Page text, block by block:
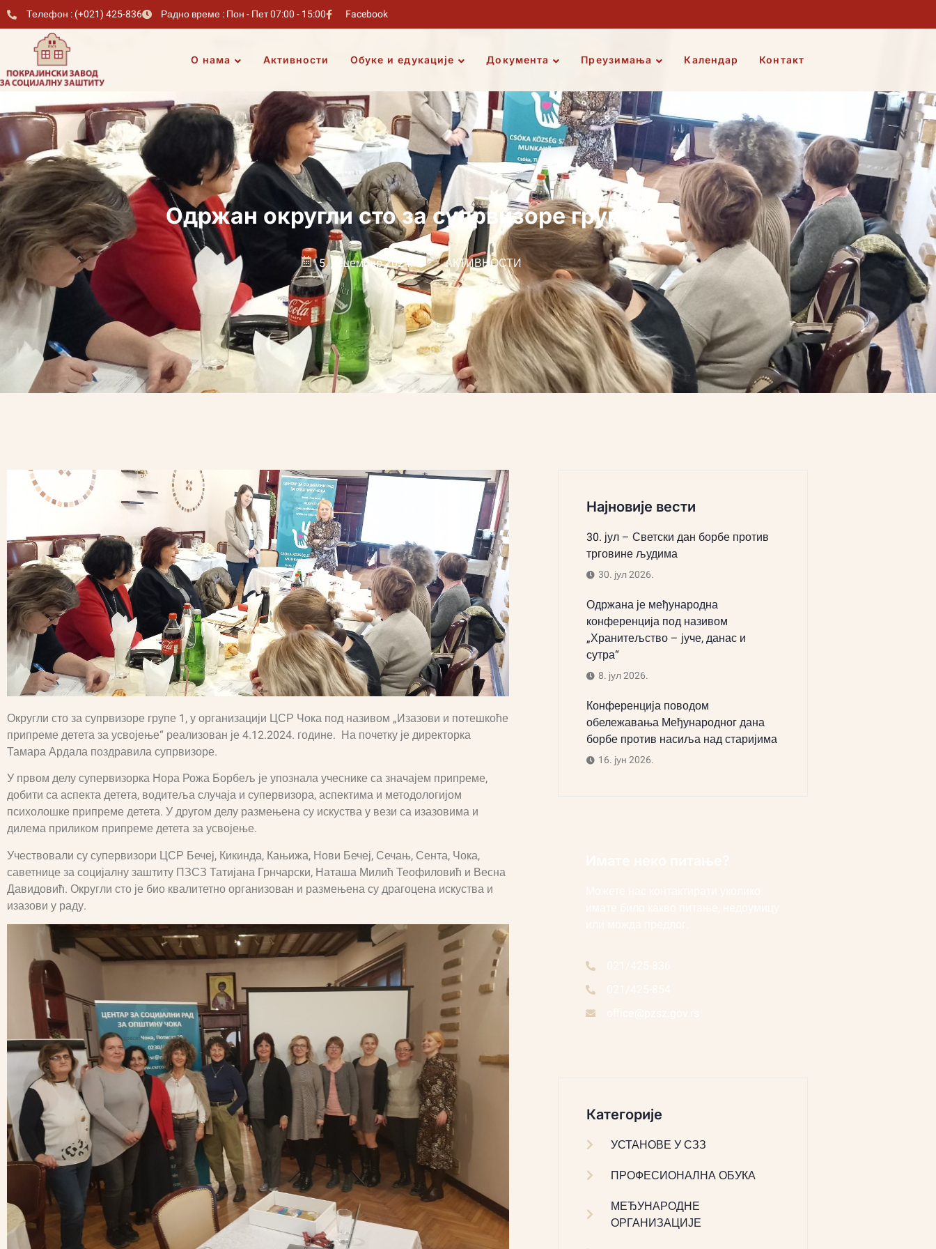
Телефон : (+021) 425-836 Радно време : Пон - Пет 07:00 - 15:00 Facebook
О нама Активности Обуке и едукације Документа Преузимања Календар Контакт
Одржан округли сто за супрвизоре групе 1
5. децембар 2024. АКТИВНОСТИ
Округли сто за супрвизоре групе 1, у организацији ЦСР Чока под називом „Изазови и потешкоће
припреме детета за усвојење“ реализован је 4.12.2024. године. На почетку је директорка
Тамара Ардала поздравила супрвизоре.
У првом делу супервизорка Нора Рожа Борбељ је упознала учеснике са значајем припреме,
добити са аспекта детета, водитеља случаја и супервизора, аспектима и методологијом
психолошке припреме детета. У другом делу размењена су искуства у вези са изазовима и
дилема приликом припреме детета за усвојење.
Учествовали су супервизори ЦСР Бечеј, Кикинда, Кањижа, Нови Бечеј, Сечањ, Сента, Чока,
саветнице за социјалну заштиту ПЗСЗ Татијана Грнчарски, Наташа Милић Теофиловић и Весна
Давидовић. Округли сто је био квалитетно организован и размењена су драгоцена искуства и
изазови у раду.
Најновије вести
30. јул – Светски дан борбе против
трговине људима
30. јул 2026.
Одржана је међународна
конференција под називом
„Хранитељство – јуче, данас и
сутра“
8. јул 2026.
Конференција поводом
обележавања Међународног дана
борбе против насиља над старијима
16. јун 2026.
Категорије
УСТАНОВЕ У СЗЗ
ПРОФЕСИОНАЛНА ОБУКА
МЕЂУНАРОДНЕ
ОРГАНИЗАЦИЈЕ